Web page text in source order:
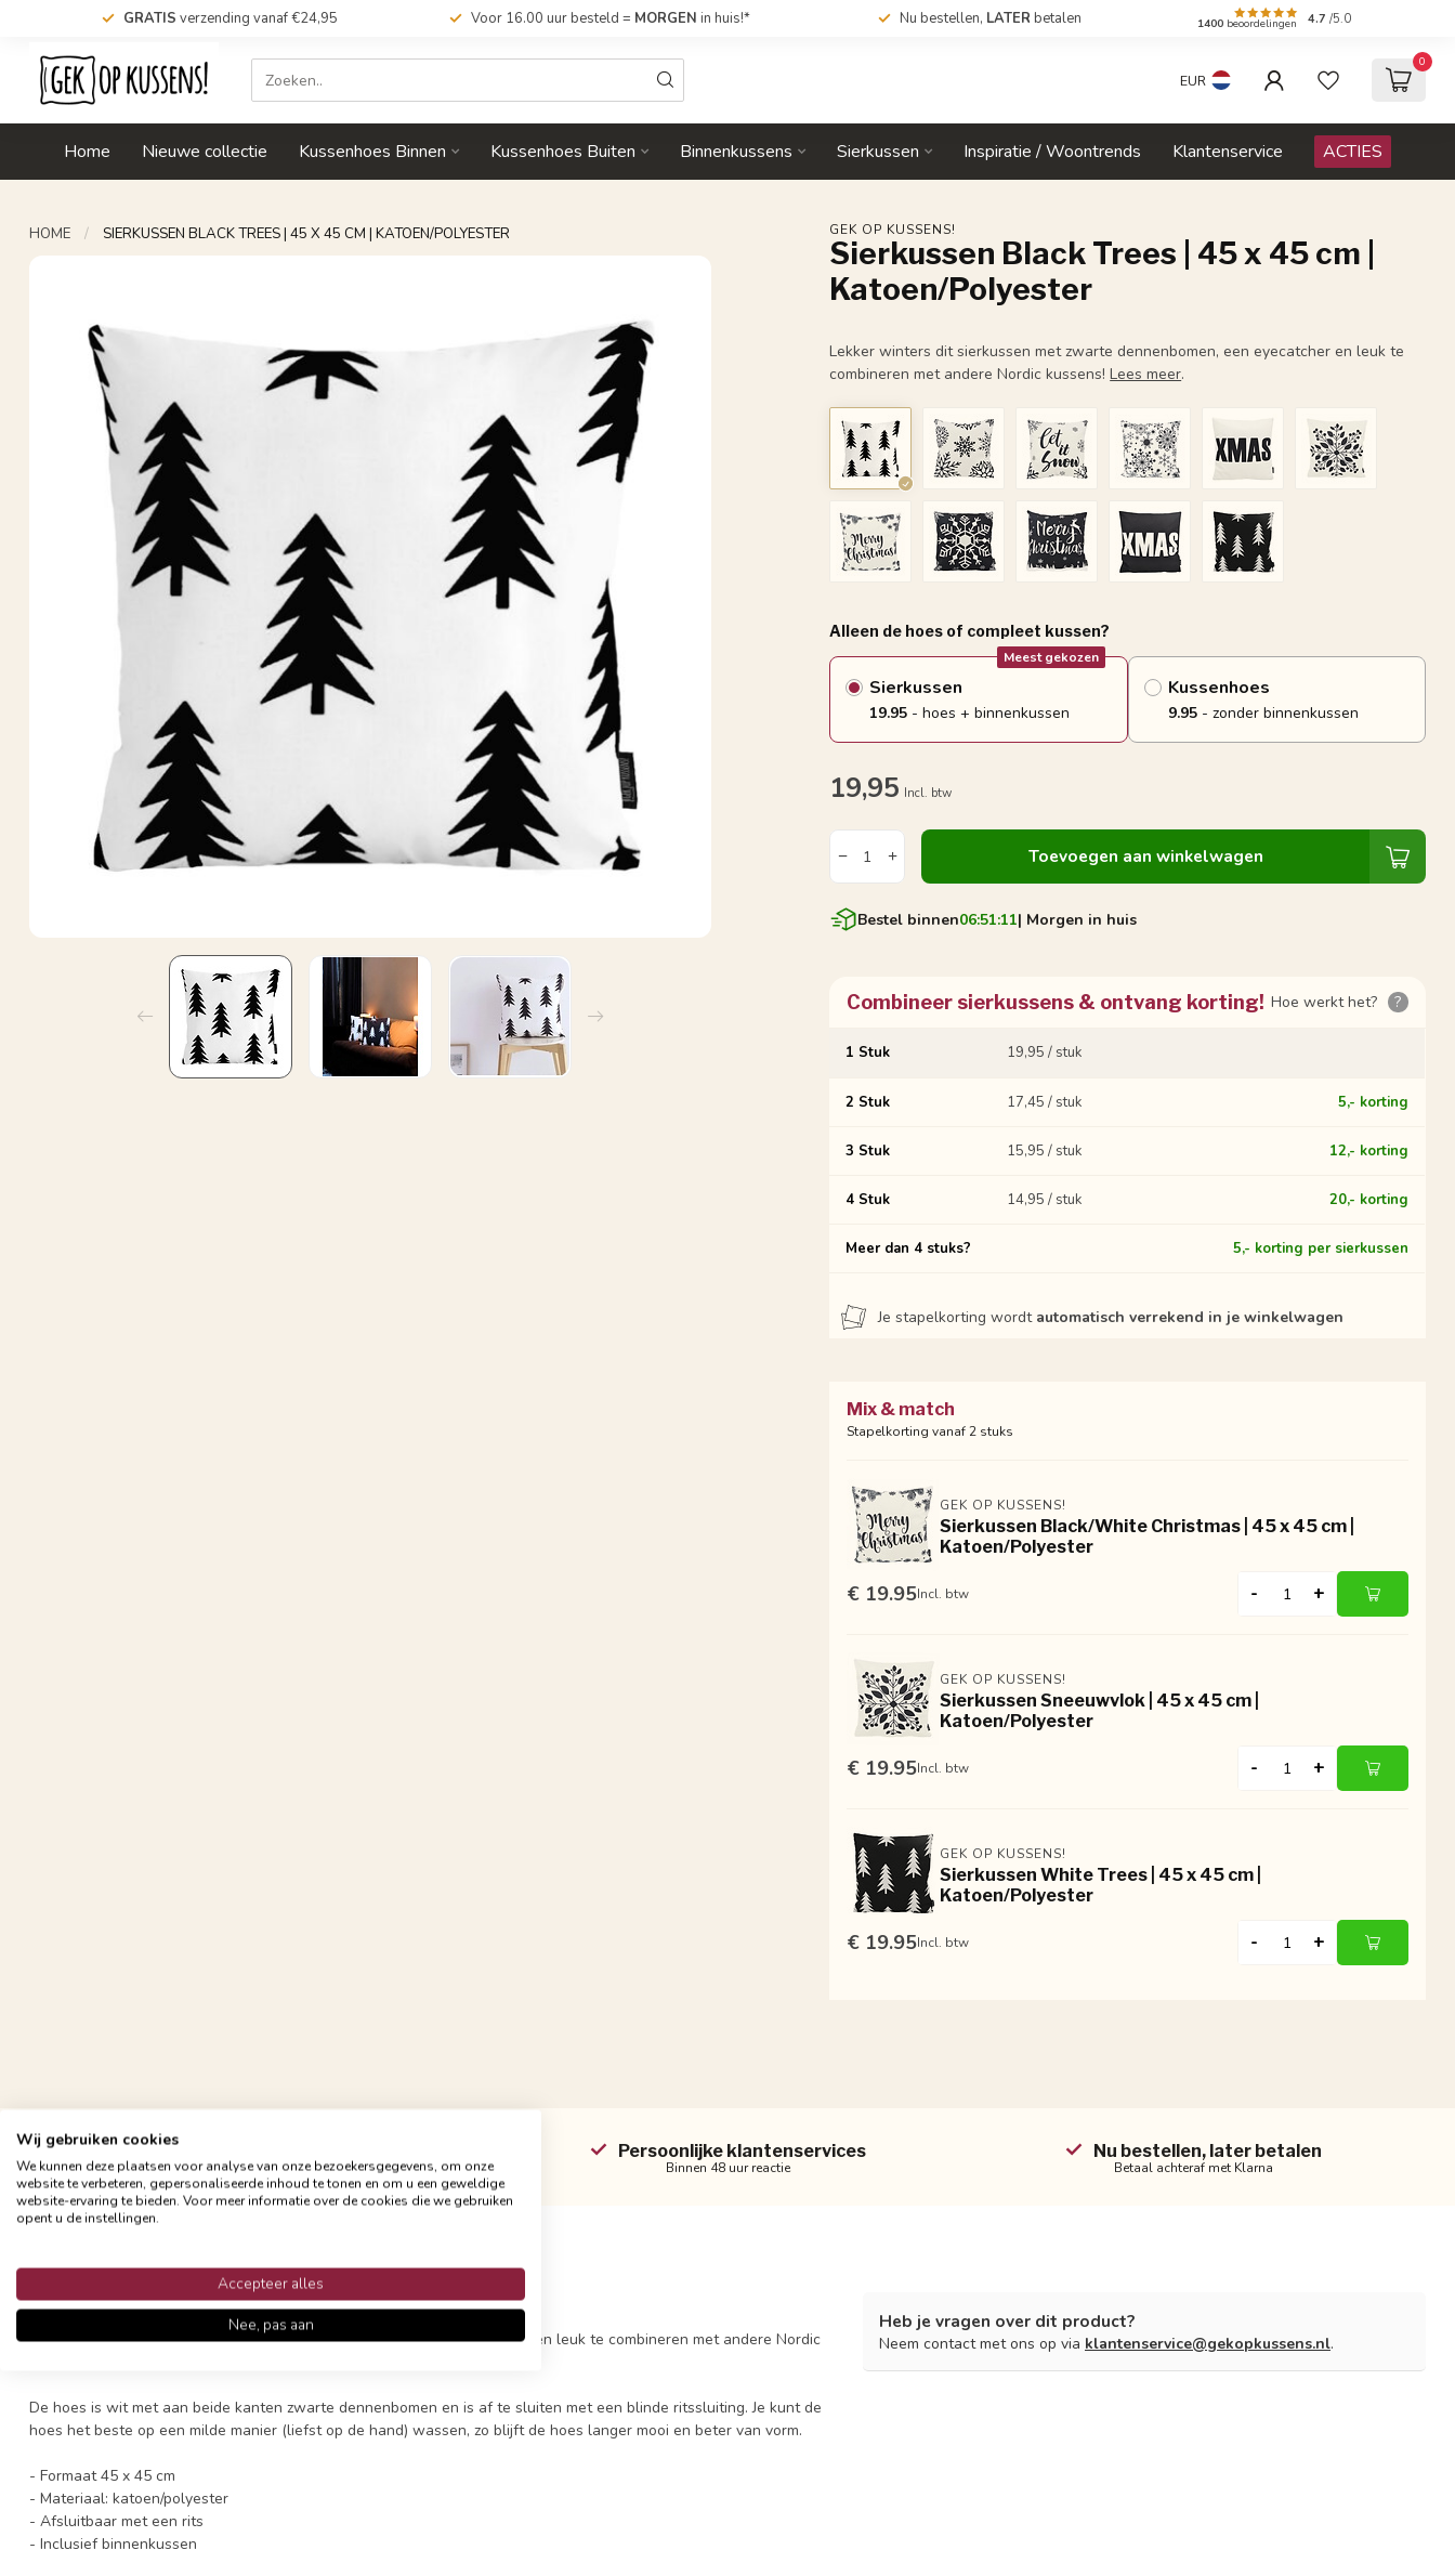
GRATIS verzending vanaf €24,95 Voor 16.00 uur besteld = MORGEN in huis!* Nu bestellen, LATER betalen 1400 beoordelingen 4.7 /5.0
EUR
0
Home Nieuwe collectie Kussenhoes Binnen Kussenhoes Buiten Binnenkussens Sierkussen Inspiratie / Woontrends Klantenservice ACTIES
HOME / SIERKUSSEN BLACK TREES | 45 X 45 CM | KATOEN/POLYESTER GEK OP KUSSENS!
Sierkussen Black Trees | 45 x 45 cm |
Katoen/Polyester
Lekker winters dit sierkussen met zwarte dennenbomen, een eyecatcher en leuk te
combineren met andere Nordic kussens!Lees meer.
Alleen de hoes of compleet kussen?
Sierkussen
Meest gekozen
19.95 - hoes + binnenkussen
Kussenhoes
9.95- zonder binnenkussen
19,95 Incl. btw
Toevoegen aan winkelwagen
Bestel binnen06:51:10| Morgen in huis
Combineer sierkussens & ontvang korting! Hoe werkt het? ?
1 Stuk 19,95 / stuk
2 Stuk 17,45 / stuk 5,- korting
3 Stuk 15,95 / stuk 12,- korting
4 Stuk 14,95 / stuk 20,- korting
Meer dan 4 stuks? 5,- korting per sierkussen
Je stapelkorting wordt automatisch verrekend in je winkelwagen
Mix & match
Stapelkorting vanaf 2 stuks
GEK OP KUSSENS!
Sierkussen Black/White Christmas | 45 x 45 cm |
Katoen/Polyester
€ 19.95Incl. btw - +
GEK OP KUSSENS!
Sierkussen Sneeuwvlok | 45 x 45 cm |
Katoen/Polyester
€ 19.95Incl. btw - +
GEK OP KUSSENS!
Sierkussen White Trees | 45 x 45 cm |
Katoen/Polyester
€ 19.95Incl. btw - +
Gratis verzending vanaf €24,95
Snelle en betrouwbare bezorging met PostNL
Persoonlijke klantenservices
Binnen 48 uur reactie
Nu bestellen, later betalen
Betaal achteraf met Klarna
Productomschrijving
Lekker winters dit sierkussen met zwarte dennenbomen, een eyecatcher en leuk te combineren met andere Nordic
De hoes is wit met aan beide kanten zwarte dennenbomen en is afte sluiten met een blinde ritssluiting. Je kunt de
hoes het beste op een milde manier (liefst op de hand) wassen, zo blijft de hoes langer mooi en beter van vorm.
- Formaat 45 x 45 cm
- Materiaal: katoen/polyester
- Afsluitbaar met een rits
- Inclusief binnenkussen
Heb je vragen over dit product?
Neem contact met ons op via klantenservice@gekopkussens.nl.
Wij gebruiken cookies
We kunnen deze plaatsen voor analyse van onze bezoekersgegevens, om onze
website te verbeteren, gepersonaliseerde inhoud te tonen en om u een geweldige
website-ervaring te bieden. Voor meer informatie over de cookies die we gebruiken
opent u de instellingen.
Accepteer alles
Nee, pas aan